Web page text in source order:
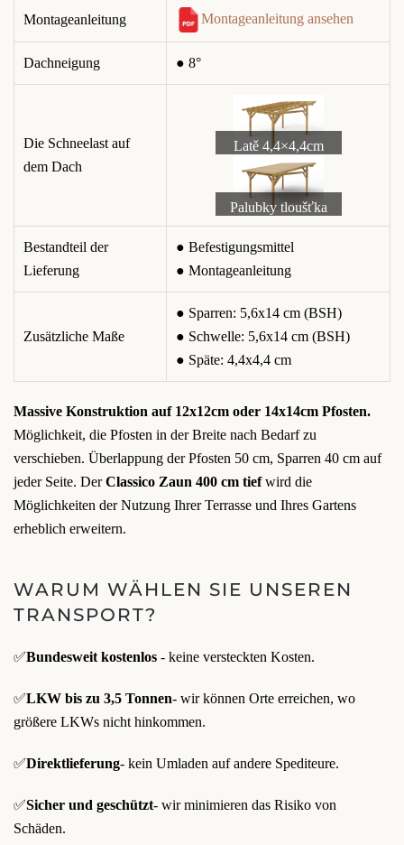
Montageanleitung Montageanleitung ansehen
Dachneigung ● 8°
Die Schneelast auf
dem Dach
Latě 4,4×4,4cm
Palubky tloušťka
19mm
Bestandteil der
Lieferung
● Befestigungsmittel
● Montageanleitung
Zusätzliche Maße
● Sparren: 5,6x14 cm (BSH)
● Schwelle: 5,6x14 cm (BSH)
● Späte: 4,4x4,4 cm
Massive Konstruktion auf 12x12cm oder 14x14cm Pfosten.
Möglichkeit, die Pfosten in der Breite nach Bedarf zu
verschieben. Überlappung der Pfosten 50 cm, Sparren 40 cm auf
jeder Seite. DerClassico Zaun 400 cm tiefwird die
Möglichkeiten der Nutzung Ihrer Terrasse und Ihres Gartens
erheblich erweitern.
WARUM WÄHLEN SIE UNSEREN
TRANSPORT?
✅Bundesweit kostenlos - keine versteckten Kosten.
✅LKW bis zu 3,5 Tonnen- wir können Orte erreichen, wo
größere LKWs nicht hinkommen.
✅Direktlieferung- kein Umladen auf andere Spediteure.
✅Sicher und geschützt- wir minimieren das Risiko von
Schäden.